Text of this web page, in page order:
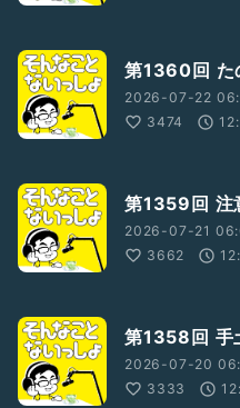
第1360回 た
2026-07-22
3474
第1359回 注
2026-07-21
3662
第1358回 手
2026-07-20
3333